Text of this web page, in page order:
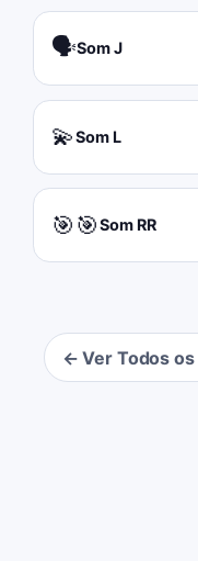
🗣️Som J
💫Som L
🎯🎯Som RR
← Ver Todos